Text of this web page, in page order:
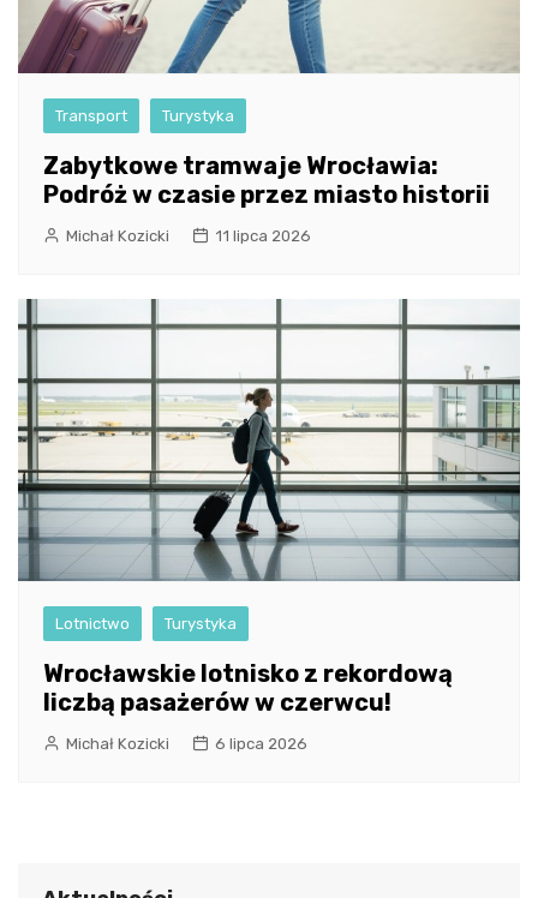
Transport Turystyka
Zabytkowe tramwaje Wrocławia:
Podróż w czasie przez miasto historii
Michał Kozicki 11 lipca 2026
Lotnictwo Turystyka
Wrocławskie lotnisko z rekordową
liczbą pasażerów w czerwcu!
Michał Kozicki 6 lipca 2026